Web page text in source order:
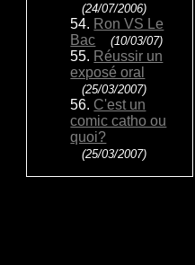
(24/07/2006)
54. Ron VS Le
Bac
(10/03/07)
55. Réussir un
exposé oral
(25/03/2007)
56. C'est un
comic catho ou
quoi?
(25/03/2007)